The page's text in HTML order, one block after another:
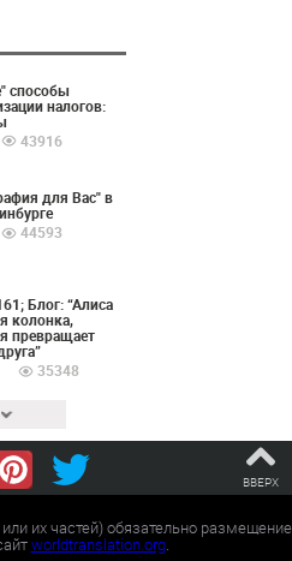
способы
налогов:
43916
для Вас" в
44593
Блог: “Алиса
колонка,
превращает
35348
ВВЕРХ
их частей) обязательно размещение
worldtranslation.org.